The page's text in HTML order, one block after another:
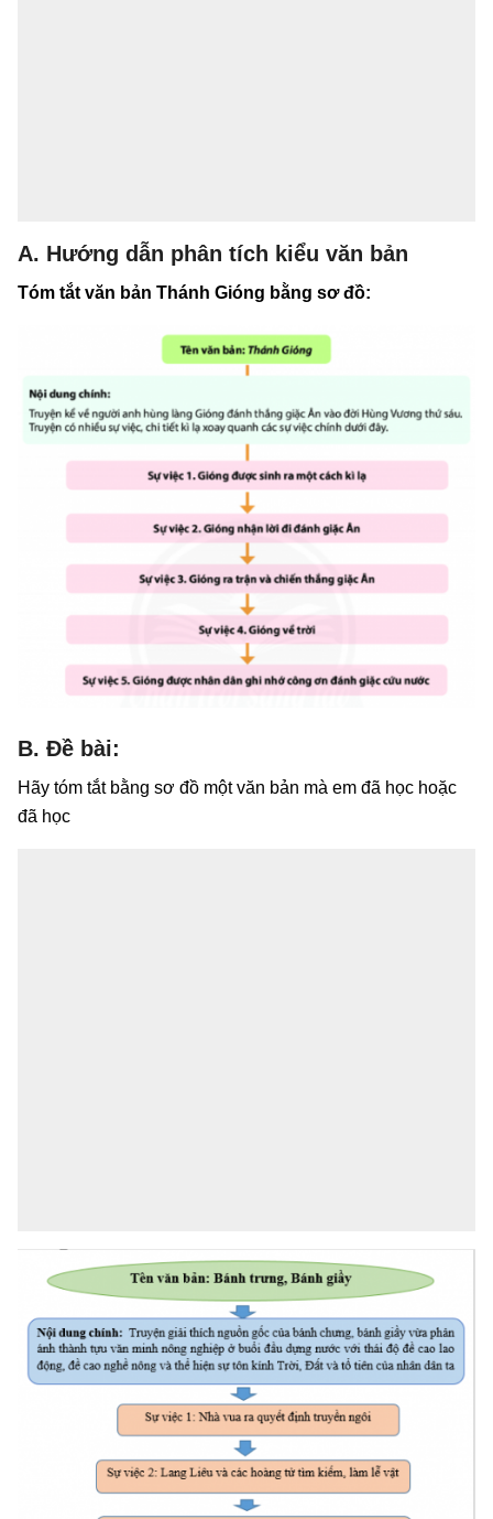
A. Hướng dẫn phân tích kiểu văn bản
Tóm tắt văn bản Thánh Gióng bằng sơ đồ:
B. Đề bài:
Hãy tóm tắt bằng sơ đồ một văn bản mà em đã học hoặc
đã học